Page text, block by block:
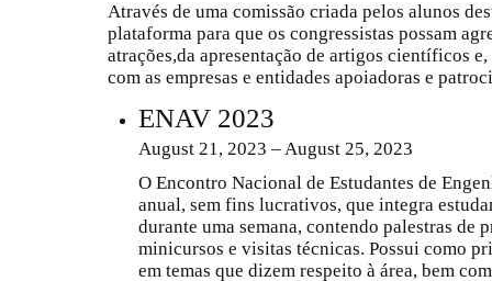
Através de uma comissão criada pelos alunos
plataforma para que os congressistas possam
atrações,da apresentação de artigos científicos
com as empresas e entidades apoiadoras e
ENAV 2023
August 21, 2023 – August 25, 2023
O Encontro Nacional de Estudantes de
anual, sem fins lucrativos, que integra
durante uma semana, contendo palestras de
minicursos e visitas técnicas. Possui como
em temas que dizem respeito à área, bem